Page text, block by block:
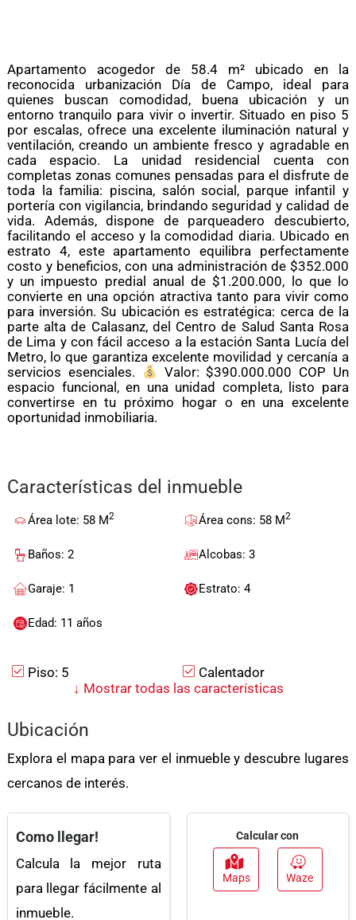
Apartamento acogedor de 58.4 m² ubicado en la
reconocida urbanización Día de Campo, ideal para
quienes buscan comodidad, buena ubicación y un
entorno tranquilo para vivir o invertir. Situado en piso 5
por escalas, ofrece una excelente iluminación natural y
ventilación, creando un ambiente fresco y agradable en
cada espacio. La unidad residencial cuenta con
completas zonas comunes pensadas para el disfrute de
toda la familia: piscina, salón social, parque infantil y
portería con vigilancia, brindando seguridad y calidad de
vida. Además, dispone de parqueadero descubierto,
facilitando el acceso y la comodidad diaria. Ubicado en
estrato 4, este apartamento equilibra perfectamente
costo y beneficios, con una administración de $352.000
y un impuesto predial anual de $1.200.000, lo que lo
convierte en una opción atractiva tanto para vivir como
para inversión. Su ubicación es estratégica: cerca de la
parte alta de Calasanz, del Centro de Salud Santa Rosa
de Lima y con fácil acceso a la estación Santa Lucía del
Metro, lo que garantiza excelente movilidad y cercanía a
servicios esenciales.
Valor: $390.000.000 COP Un
espacio funcional, en una unidad completa, listo para
convertirse en tu próximo hogar o en una excelente
oportunidad inmobiliaria.
Características del inmueble
Área lote: 58 M2 Área cons: 58 M2
Baños: 2 Alcobas: 3
Garaje: 1 Estrato: 4
Edad: 11 años
Piso: 5
Calentador
Acceso Pavimentado
Agua
Electricidad
Portería / Recepción
Balcón
Piscina
Baño En Habitación
Principal
Suelo De Cerámica /
↓ Mostrar todas las características
Ubicación
Explora el mapa para ver el inmueble y descubre lugares
cercanos de interés.
Como llegar!
Calcula la mejor ruta
para llegar fácilmente al
inmueble.
Calcular con
Maps Waze